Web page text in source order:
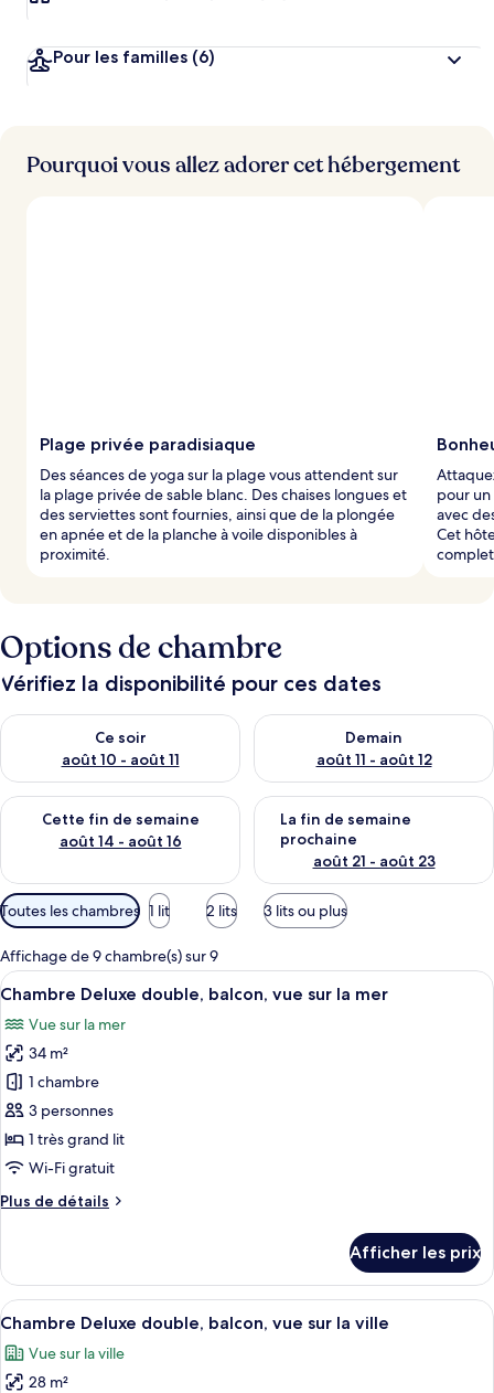
Pour les familles (6)
Pourquoi vous allez adorer cet hébergement
Plage privée paradisiaque
Des séances de yoga sur la plage vous attendent sur
la plage privée de sable blanc. Des chaises longues et
des serviettes sont fournies, ainsi que de la plongée
en apnée et de la planche à voile disponibles à
proximité.
pour
avec
Cet
Options de chambre
Vérifiez la disponibilité pour ces dates
Ce soir
août 10 - août 11
Vérifier la disponibilité pour ce soir août 10 - août 11
Demain
août 11 - août 12
Vérifier la disponibilité pour
Cette fin de semaine
août 14 - août 16
Vérifier la disponibilité pour cette fin de semaine août 14 -
La fin de semaine
prochaine
août 21 - août 23
Vérifier la disponibilité pour
Filtres
disponibles
pour
les
chambres
Toutes les chambres 1 lit 2 lits 3 lits ou plus
Affichage de 9 chambre(s) sur 9
Afficher
toutes
les
photos
pour
ce
type
de
chambre :
Chambre
balcon,
vue
sur
la
mer
Une chambre d’hôtel avec un grand
8
Chambre Deluxe double, balcon, vue sur la mer
Vue sur la mer
34 m²
1 chambre
3 personnes
1 très grand lit
Wi-Fi gratuit
Plus de détails
Plus
Chambre
Deluxe
double,
vue
sur
Afficher les prix
Afficher
toutes
les
photos
Une chambre d’hôtel avec un grand
7
Chambre Deluxe double, balcon, vue sur la ville
Vue sur la ville
28 m²